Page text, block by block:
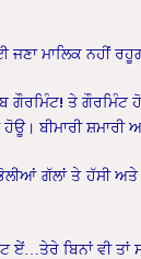
ਜਣਾ ਮਾਲਿਕ ਨਹੀਂ
ਗੌਰਮਿੰਟ! ਤੇ ਗੌਰਮਿੰਟ
ਬੀਮਾਰੀ
ਗੱਲਾਂ ਤੇ ਹੱਸੀ ਅਤੇ
ਏਂ…ਤੇਰੇ ਬਿਨਾਂ ਵੀ